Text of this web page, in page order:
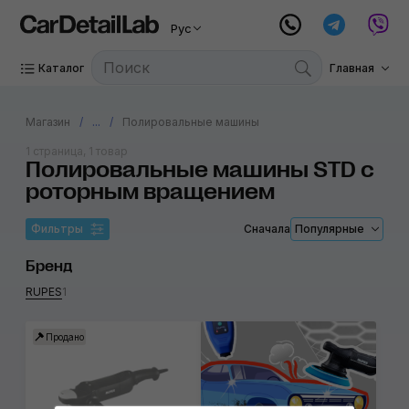
Рус
Каталог Главная
Магазин ... Полировальные машины
Полировальные машины STD с
роторным вращением
1 страница, 1 товар
Фильтры Сначала Популярные
Бренд
RUPES1
Продано